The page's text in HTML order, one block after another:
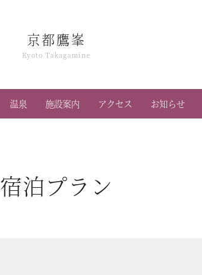
京都鷹峯
Kyoto Takagamine
温泉 施設案内 アクセス お知らせ
宿泊プラン